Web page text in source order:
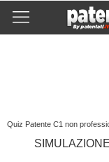
Quiz Patente C1 non